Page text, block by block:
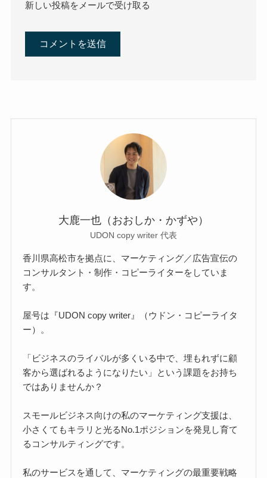
新しい投稿をメールで受け取る
大鹿一也（おおしか・かずや）
UDON copy writer 代表
香川県高松市を拠点に、マーケティング／広告宣伝の
コンサルタント・制作・コピーライターをしていま
す。
屋号は『UDON copy writer』（ウドン・コピーライタ
ー）。
「ビジネスのライバルが多くいる中で、埋もれずに顧
客から選ばれるようになりたい」という課題をお持ち
ではありませんか？
スモールビジネス向けの私のマーケティング支援は、
小さくてもキラリと光るNo.1ポジションを発見し育て
るコンサルティングです。
私のサービスを通して、マーケティングの最重要戦略